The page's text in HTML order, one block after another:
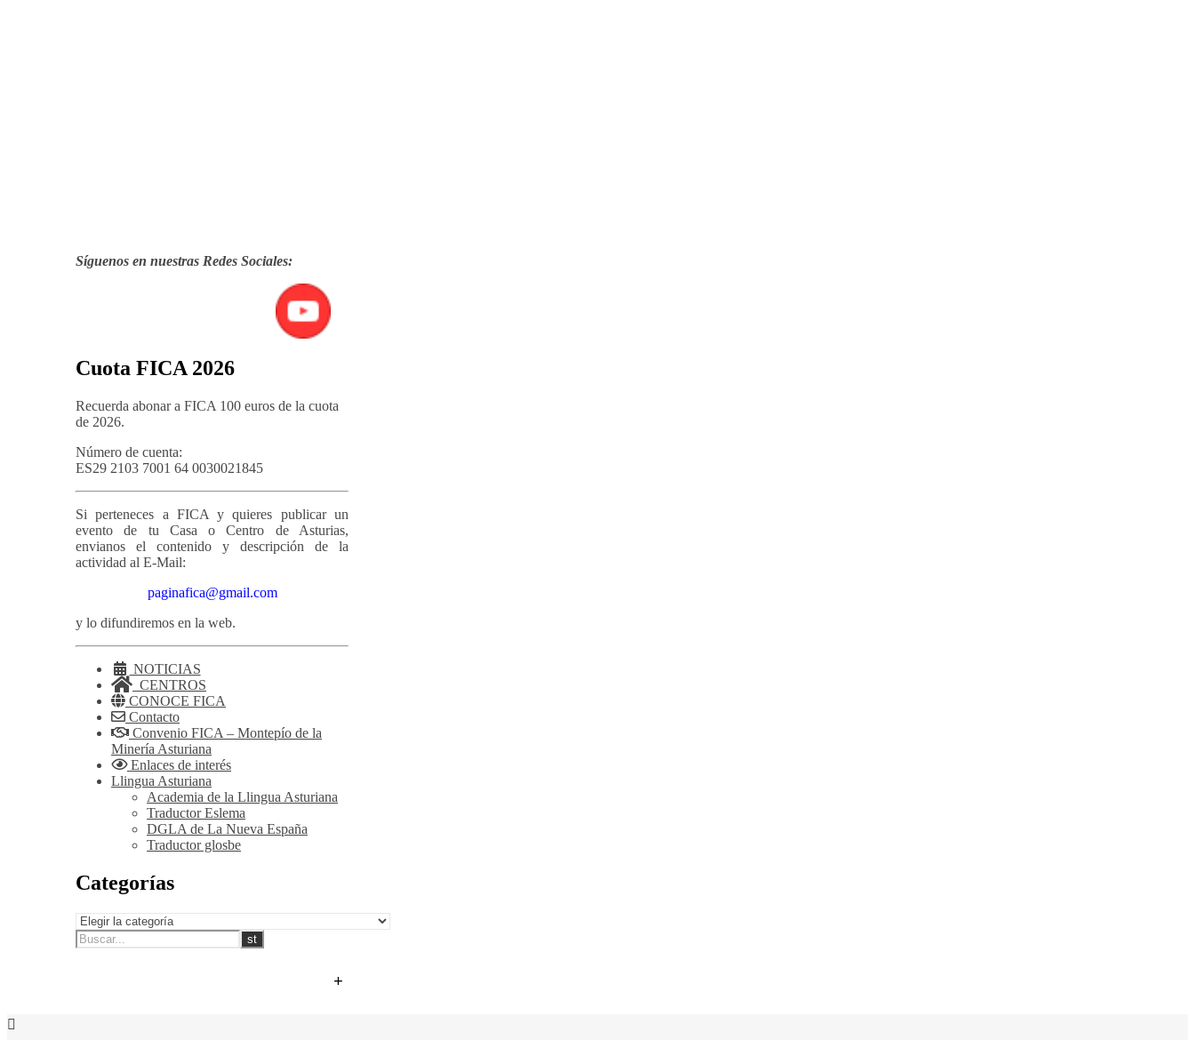
Síguenos en nuestras Redes Sociales:
Cuota FICA 2026
Recuerda abonar a FICA 100 euros de la cuota
de 2026.
Número de cuenta:
ES29 2103 7001 64 0030021845
Si perteneces a FICA y quieres publicar un
evento de tu Casa o Centro de Asturias,
envianos el contenido y descripción de la
actividad al E-Mail:
paginafica@gmail.com
y lo difundiremos en la web.
NOTICIAS
CENTROS
CONOCE FICA
Contacto
Convenio FICA – Montepío de la
Minería Asturiana
Enlaces de interés
Llingua Asturiana
Academia de la Llingua Asturiana
Traductor Eslema
DGLA de La Nueva España
Traductor glosbe
Categorías
+